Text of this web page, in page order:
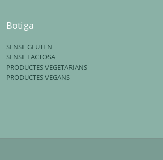
Botiga
SENSE GLUTEN
SENSE LACTOSA
PRODUCTES VEGETARIANS
PRODUCTES VEGANS